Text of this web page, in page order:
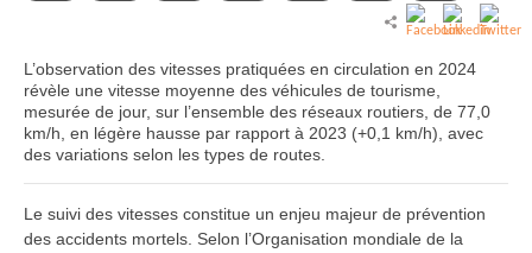
L’observation des vitesses pratiquées en circulation en 2024
révèle une vitesse moyenne des véhicules de tourisme,
mesurée de jour, sur l’ensemble des réseaux routiers, de 77,0
km/h, en légère hausse par rapport à 2023 (+0,1 km/h), avec
des variations selon les types de routes.
Le suivi des vitesses constitue un enjeu majeur de prévention
des accidents mortels. Selon l’Organisation mondiale de la